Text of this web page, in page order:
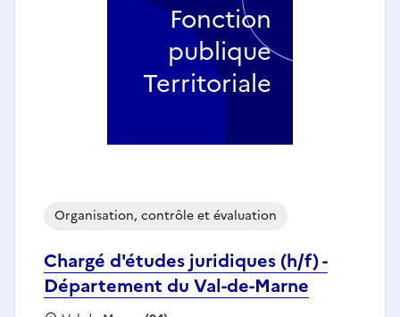
Chargé d'études juridiques (h/f) -
Département du Val-de-Marne
Organisation, contrôle et évaluation
Fonction
publique
Territoriale